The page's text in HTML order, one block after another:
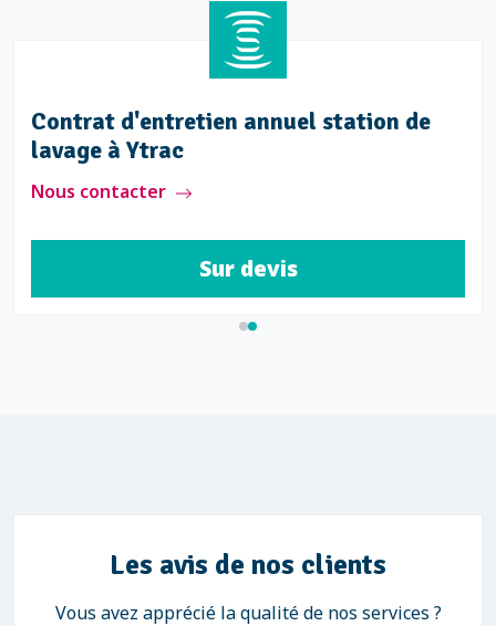
Contrat d'entretien annuel station de
lavage à Ytrac
Nous contacter
Sur devis
Les avis de nos clients
Vous avez apprécié la qualité de nos services ?